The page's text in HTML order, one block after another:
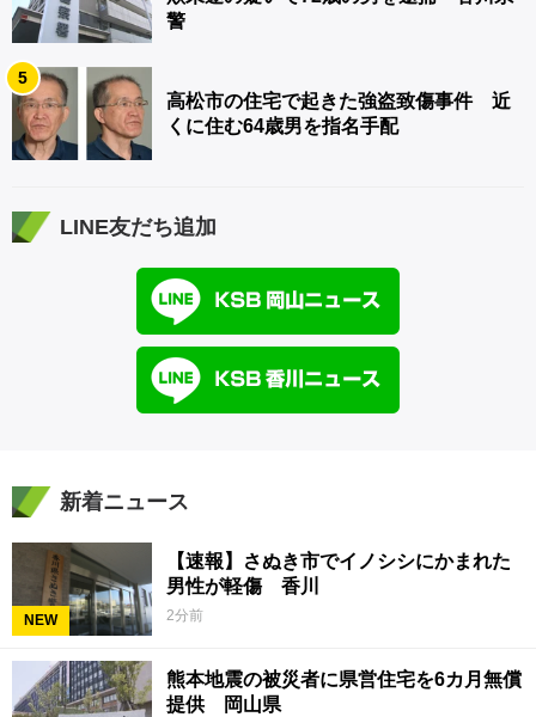
警
5
高松市の住宅で起きた強盗致傷事件 近
くに住む64歳男を指名手配
LINE友だち追加
新着ニュース
NEW
【速報】さぬき市でイノシシにかまれた
男性が軽傷 香川
2分前
熊本地震の被災者に県営住宅を6カ月無償
提供 岡山県